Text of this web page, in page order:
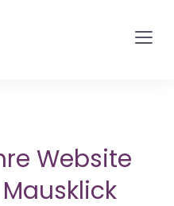
Website